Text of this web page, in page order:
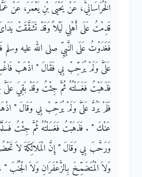
الْخُرَاسَانِيُّ، عَنْ يَحْيَى بْنِ يَعْمَرَ، عَنْ
قَدِمْتُ عَلَى أَهْلِي لَيْلاً وَقَدْ تَشَقَّقَتْ
فَغَدَوْتُ عَلَى النَّبِيِّ صلى الله عليه وسلم
عَلَىَّ وَلَمْ يُرَحِّبْ بِي فَقَالَ ‏"‏ اذْهَبْ
فَذَهَبْتُ فَغَسَلْتُهُ ثُمَّ جِئْتُ وَقَدْ بَقِيَ
فَلَمْ يَرُدَّ عَلَىَّ وَلَمْ يُرَحِّبْ بِي وَقَالَ ‏"‏
عَنْكَ ‏"‏ ‏.‏ فَذَهَبْتُ فَغَسَلْتُهُ ثُمَّ جِئْتُ
وَرَحَّبَ بِي وَقَالَ ‏"‏ إِنَّ الْمَلاَئِكَةَ لاَ
وَلاَ الْمُتَضَمِّخَ بِالزَّعْفَرَانِ وَلاَ